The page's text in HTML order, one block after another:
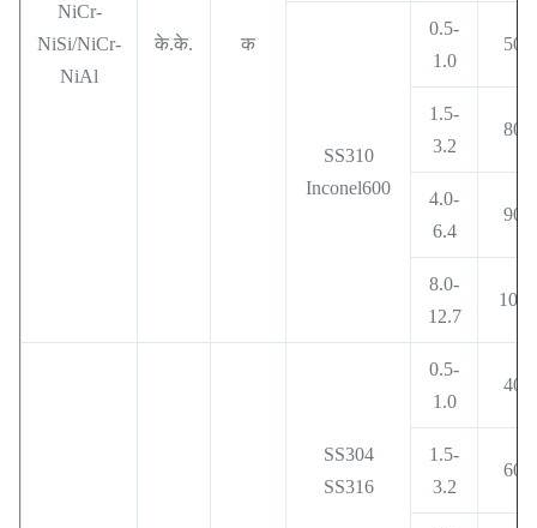
NiCr-
NiSi/NiCr-
NiAl
के.के. क
SS310
Inconel600
0.5-
1.0
500
1.5-
3.2
800
4.0-
6.4
900
8.0-
12.7
1000
SS304
SS316
0.5-
1.0
400
1.5-
3.2
600